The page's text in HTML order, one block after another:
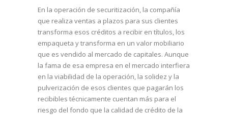
En la operación de securitización, la compañía
que realiza ventas a plazos para sus clientes
transforma esos créditos a recibir en títulos, los
empaqueta y transforma en un valor mobiliario
que es vendido al mercado de capitales. Aunque
la fama de esa empresa en el mercado interfiera
en la viabilidad de la operación, la solidez y la
pulverización de esos clientes que pagarán los
recibibles técnicamente cuentan más para el
riesgo del fondo que la calidad de crédito de la